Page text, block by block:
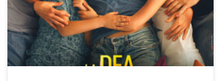
Ogni strumento deve accordarsi con gli altri, ogni
musicista esaltare il proprio, tutto orchestrato
attraverso i vari tempi dall’andante all’allegretto,
all’allegro ma non troppo al […]